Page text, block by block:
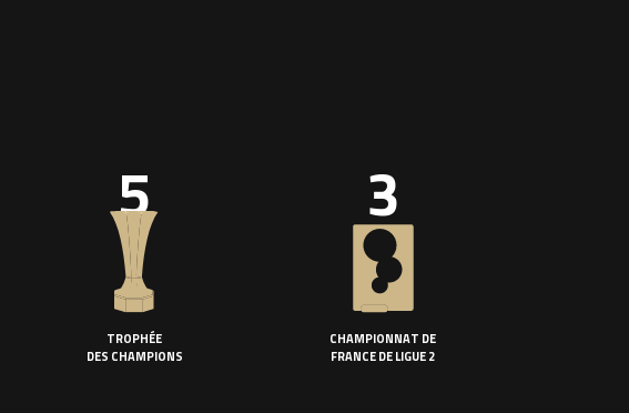
5
TROPHÉE
DES CHAMPIONS
3
CHAMPIONNAT DE
FRANCE DE LIGUE 2